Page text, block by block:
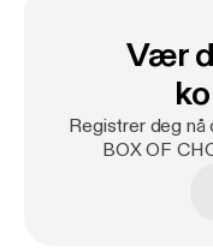
Vær
Registrer deg nå
BOX OF